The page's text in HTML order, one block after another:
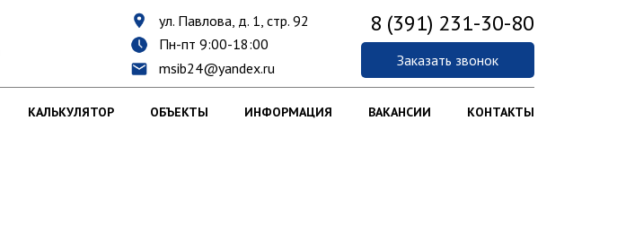
8 (391) 231-30-80
msib24@yandex.ru Заказать звонок
ул. Павлова, д. 1, стр. 92
Пн-пт 9:00-18:00
КАЛЬКУЛЯТОР ОБЪЕКТЫ ИНФОРМАЦИЯ ВАКАНСИИ КОНТАКТЫ